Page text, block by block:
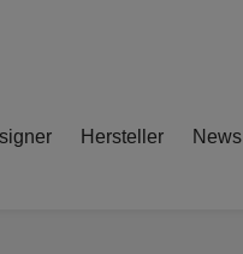
Hersteller News